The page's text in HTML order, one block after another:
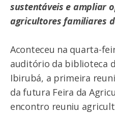
sustentáveis e ampliar
agricultores familiares
Aconteceu na quarta-
auditório da biblioteca
Ibirubá, a primeira
da futura Feira da
encontro reuniu